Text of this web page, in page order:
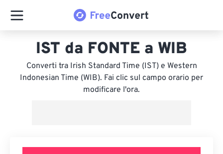
IST da FONTE a WIB
Converti tra Irish Standard Time (IST) e Western
Indonesian Time (WIB). Fai clic sul campo orario per
modificare l'ora.